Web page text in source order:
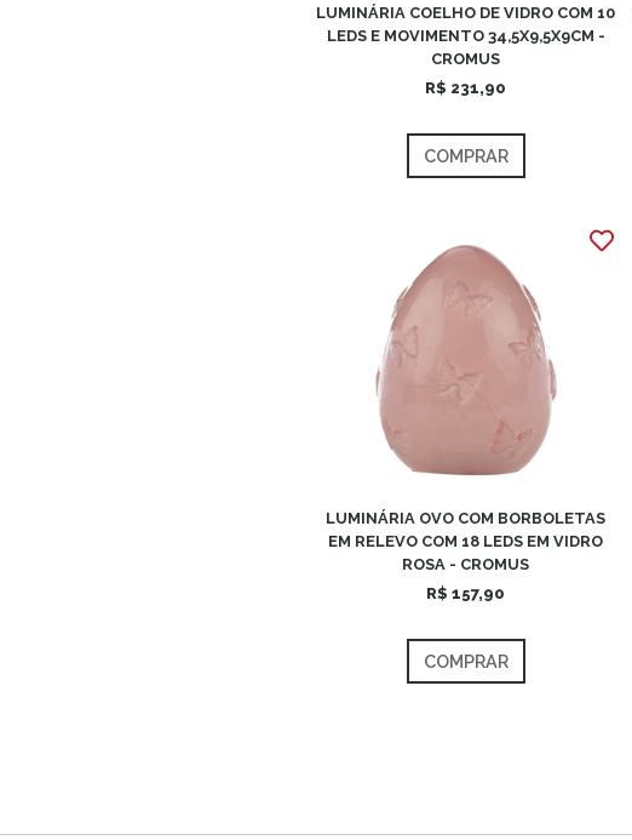
LUMINÁRIA COELHO DE VIDRO COM 10
LEDS E MOVIMENTO 34,5X9,5X9CM -
CROMUS
R$ 231,90
COMPRAR
LUMINÁRIA OVO COM BORBOLETAS
EM RELEVO COM 18 LEDS EM VIDRO
ROSA - CROMUS
R$ 157,90
COMPRAR